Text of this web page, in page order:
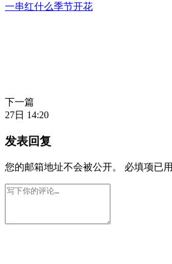
一串红什么季节开花
下一篇
27日 14:20
发表回复
您的邮箱地址不会被公开。 必填项已用